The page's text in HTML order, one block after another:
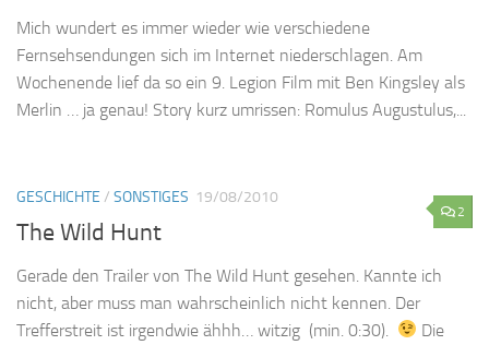
Mich wundert es immer wieder wie verschiedene
Fernsehsendungen sich im Internet niederschlagen. Am
Wochenende lief da so ein 9. Legion Film mit Ben Kingsley als
Merlin … ja genau! Story kurz umrissen: Romulus Augustulus,...
2
GESCHICHTE / SONSTIGES 19/08/2010
The Wild Hunt
Gerade den Trailer von The Wild Hunt gesehen. Kannte ich
nicht, aber muss man wahrscheinlich nicht kennen. Der
Trefferstreit ist irgendwie ähhh… witzig (min. 0:30).
Die